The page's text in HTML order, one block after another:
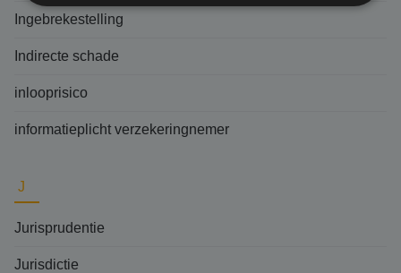
Ingebrekestelling
Indirecte schade
inlooprisico
informatieplicht verzekeringnemer
J
Jurisprudentie
Jurisdictie